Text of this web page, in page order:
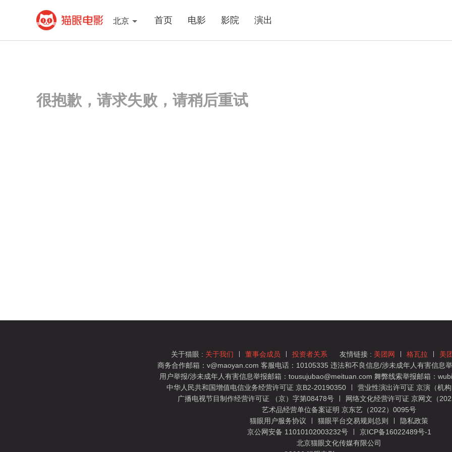
北京 首页 电影 影院 演出
很抱歉，请求失败，请稍后重试
关于猫眼 : 关于我们 董事会成员 投资者关系 友情链接 : 美团网 格瓦拉
美
商务合作邮箱：v@maoyan.com 客服电话：10105335 违法和不良信息/涉未成年人有害信息
用户举报/涉未成年人有害信息举报邮箱：tousujubao@meituan.com 舞弊线索举报邮箱：
中华人民共和国增值电信业务经营许可证 京B2-20190350
营业性演出许可证 京演（机
广播电视节目制作经营许可证 （京）字第08478号
网络文化经营许可证 京网文（
艺术品经营单位备案证明 京东艺（2022）0095号
猫眼用户服务协议
猫眼平台交易规则总则
隐私政策
京公网安备 11010102003232号
京ICP备16022489号-1
北京猫眼文化传媒有限公司